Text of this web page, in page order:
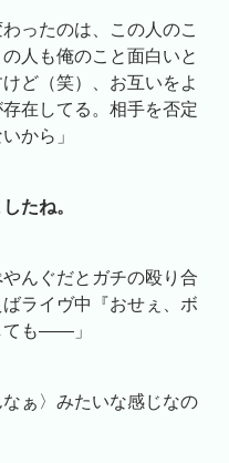
ったのは、この人のこ
人も俺のこと面白いと
ど（笑）、お互いをよ
在してる。相手を否定
から」
たね。
んぐだとガチの殴り合
ライヴ中『おせぇ、ボ
ても――」
ぁ〉みたいな感じなの